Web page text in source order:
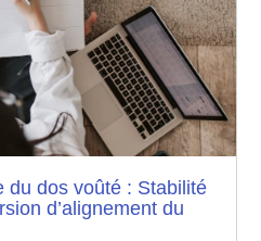
du dos voûté : Stabilité
d’alignement du